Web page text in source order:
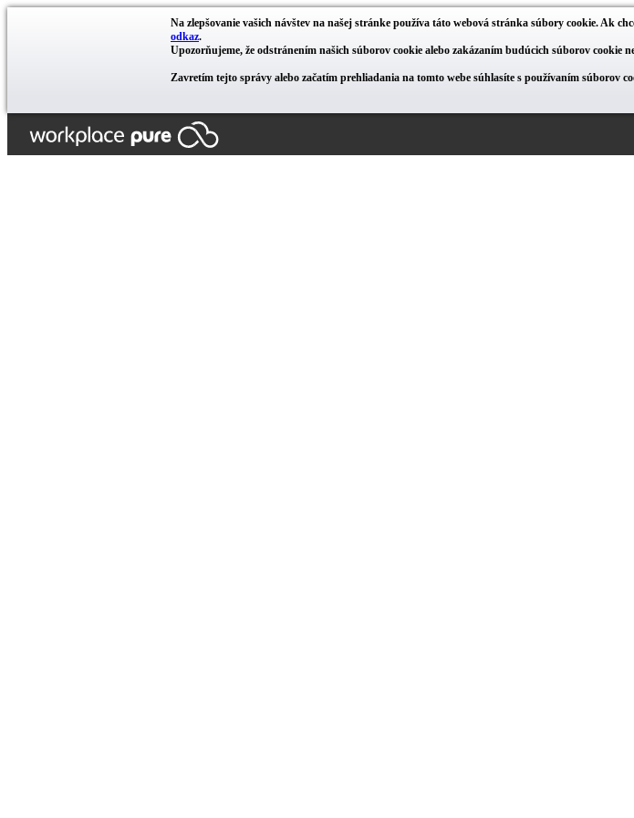
Na zlepšovanie vašich návštev na našej stránke používa táto webová stránka súbory cookie. Ak
odkaz.
Upozorňujeme, že odstránením našich súborov cookie alebo zakázaním budúcich súborov
Zavretím tejto správy alebo začatím prehliadania na tomto webe súhlasíte s používaním súborov